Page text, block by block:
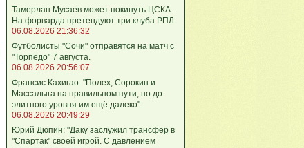
Тамерлан Мусаев может покинуть ЦСКА.
На форварда претендуют три клуба РПЛ.
06.08.2026 21:36:32
Футболисты "Сочи" отправятся на матч с
"Торпедо" 7 августа.
06.08.2026 20:56:07
Франсис Кахигао: "Полех, Сорокин и
Массалыга на правильном пути, но до
элитного уровня им ещё далеко".
06.08.2026 20:49:29
Юрий Дюпин: "Даку заслужил трансфер в
"Спартак" своей игрой. С давлением